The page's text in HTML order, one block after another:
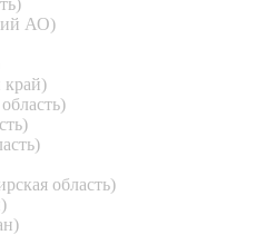
АО)
край)
область)